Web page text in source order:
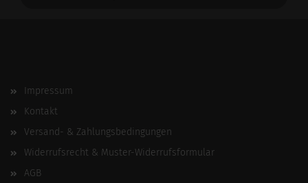
Impressum
Kontakt
Versand- & Zahlungsbedingungen
Widerrufsrecht & Muster-Widerrufsformular
AGB